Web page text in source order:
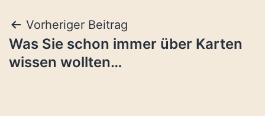
Beitragsnavigation
Vorheriger Beitrag
Was Sie schon immer über Karten
wissen wollten…